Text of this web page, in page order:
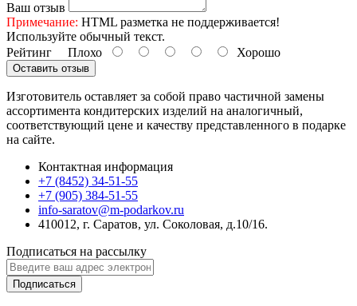
Ваш отзыв
Примечание: HTML разметка не поддерживается!
Используйте обычный текст.
Рейтинг Плохо Хорошо
Оставить отзыв
Изготовитель оставляет за собой право частичной замены
ассортимента кондитерских изделий на аналогичный,
соответствующий цене и качеству представленного в подарке
на сайте.
Контактная информация
+7 (8452) 34-51-55
+7 (905) 384-51-55
info-saratov@m-podarkov.ru
410012, г. Саратов, ул. Соколовая, д.10/16.
Подписаться на рассылку
Подписаться